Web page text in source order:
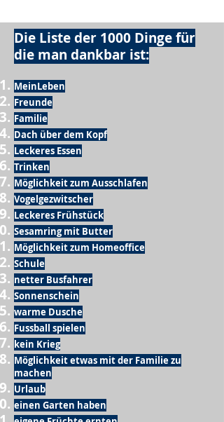
Die Liste der 1000 Dinge für
die man dankbar ist:
MeinLeben
Freunde
Familie
Dach über dem Kopf
Leckeres Essen
Trinken
Möglichkeit zum Ausschlafen
Vogelgezwitscher
Leckeres Frühstück
Sesamring mit Butter
Möglichkeit zum Homeoffice
Schule
netter Busfahrer
Sonnenschein
warme Dusche
Fussball spielen
kein Krieg
Möglichkeit etwas mit der Familie zu
machen
Urlaub
einen Garten haben